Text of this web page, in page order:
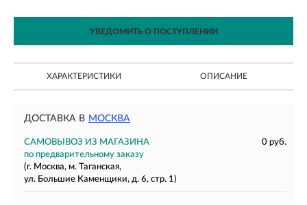
УВЕДОМИТЬ О ПОСТУПЛЕНИИ
ХАРАКТЕРИСТИКИ ОПИСАНИЕ
ДОСТАВКА В МОСКВА
САМОВЫВОЗ ИЗ МАГАЗИНА
0 руб.
по предварительному заказу
(г. Москва, м. Таганская,
ул. Большие Каменщики, д. 6, стр. 1)